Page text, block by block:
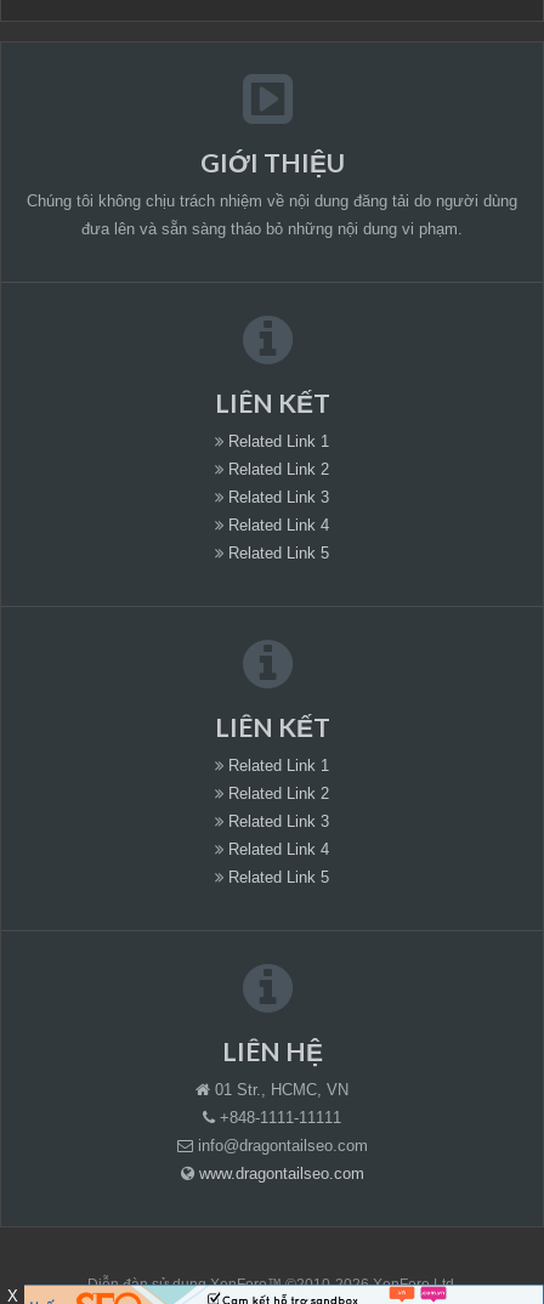
GIỚI THIỆU
Chúng tôi không chịu trách nhiệm về nội dung đăng tải do người dùng
đưa lên và sẵn sàng tháo bỏ những nội dung vi phạm.
LIÊN KẾT
Related Link 1
Related Link 2
Related Link 3
Related Link 4
Related Link 5
LIÊN KẾT
Related Link 1
Related Link 2
Related Link 3
Related Link 4
Related Link 5
LIÊN HỆ
01 Str., HCMC, VN
+848-1111-11111
info@dragontailseo.com
www.dragontailseo.com
Diễn đàn sử dụng XenForo™ ©2010-2026 XenForo Ltd.
X